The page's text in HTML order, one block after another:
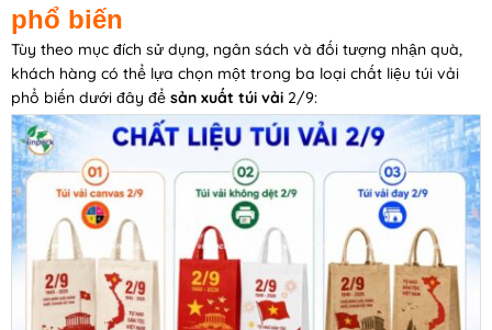
phổ biến
Tùy theo mục đích sử dụng, ngân sách và đối tượng nhận quà,
khách hàng có thể lựa chọn một trong ba loại chất liệu túi vải
phổ biến dưới đây để sản xuất túi vải 2/9: